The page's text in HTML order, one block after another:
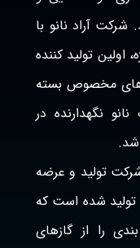
آراد نانو با
اولین تولید کننده
های مخصوص بسته
نگهدارنده در
تولید و عرضه
تولید شده است که
را از گازهای